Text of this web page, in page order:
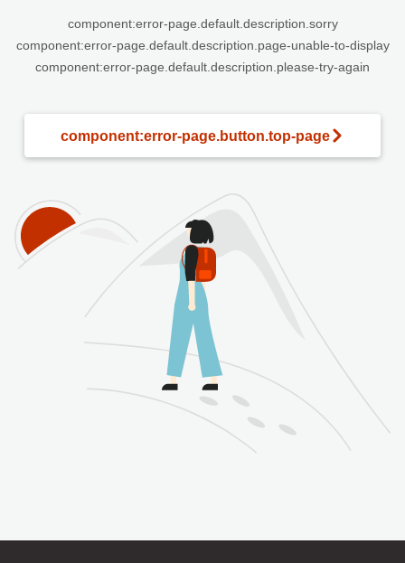
component:error-page.default.description.sorry
component:error-page.default.description.page-unable-to-display
component:error-page.default.description.please-try-again
component:error-page.button.top-page